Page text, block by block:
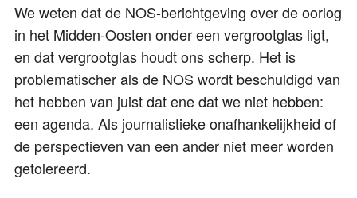
We weten dat de NOS-berichtgeving over de oorlog
in het Midden-Oosten onder een vergrootglas ligt,
en dat vergrootglas houdt ons scherp. Het is
problematischer als de NOS wordt beschuldigd van
het hebben van juist dat ene dat we niet hebben:
een agenda. Als journalistieke onafhankelijkheid of
de perspectieven van een ander niet meer worden
getolereerd.